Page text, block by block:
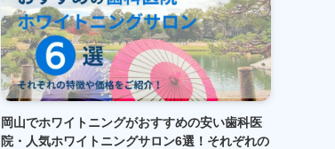
岡山でホワイトニングがおすすめの安い歯科医
院・人気ホワイトニングサロン6選！それぞれの